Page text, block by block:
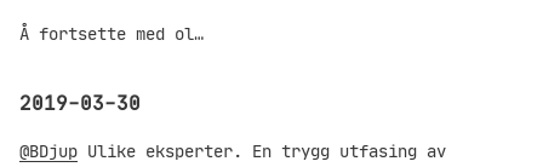
Å fortsette med ol…
2019-03-30
@BDjup Ulike eksperter. En trygg utfasing av